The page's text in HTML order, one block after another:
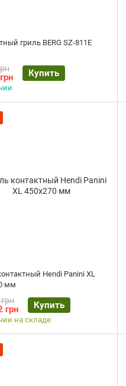
гриль BERG SZ-811E
Купить
Hendi Panini XL
мм
грн Купить
на складе